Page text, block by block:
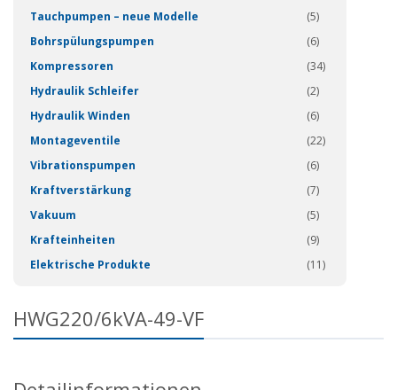
Tauchpumpen – neue Modelle
(5)
Bohrspülungspumpen
(6)
Kompressoren
(34)
Hydraulik Schleifer
(2)
Hydraulik Winden
(6)
Montageventile
(22)
Vibrationspumpen
(6)
Kraftverstärkung
(7)
Vakuum
(5)
Krafteinheiten
(9)
Elektrische Produkte
(11)
HWG220/6kVA-49-VF